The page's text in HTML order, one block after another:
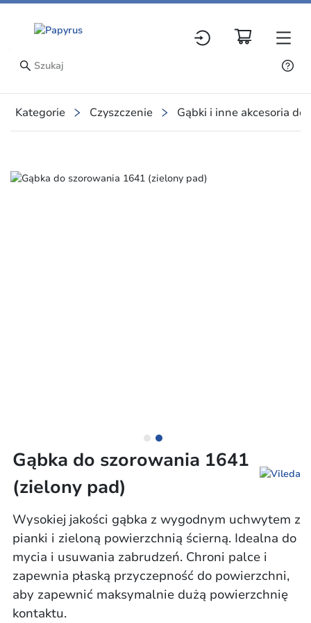
Kategorie Czyszczenie Gąbki i inne akcesoria do
Slide 2 of 2
Gąbka do szorowania 1641
(zielony pad)
Wysokiej jakości gąbka z wygodnym uchwytem z
pianki i zieloną powierzchnią ścierną. Idealna do
mycia i usuwania zabrudzeń. Chroni palce i
zapewnia płaską przyczepność do powierzchni,
aby zapewnić maksymalnie dużą powierzchnię
kontaktu.